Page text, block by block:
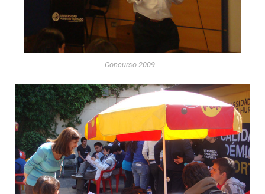
Concurso 2009